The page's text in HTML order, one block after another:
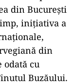
de
naturale
din logo